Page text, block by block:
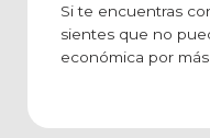
Si te encuentras
sientes que no
económica por